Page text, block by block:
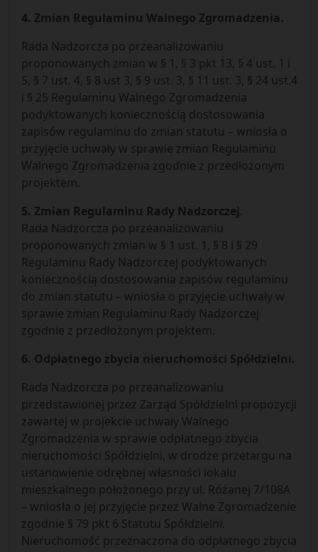
4. Zmian Regulaminu Walnego Zgromadzenia.
Rada Nadzorcza po przeanalizowaniu
proponowanych zmian w § 1, § 3 pkt 13, § 4 ust. 1 i
5, § 7 ust. 4, § 8 ust 3, § 9 ust. 3, § 11 ust. 3, § 24 ust.4
i § 25 Regulaminu Walnego Zgromadzenia
podyktowanych koniecznością dostosowania
zapisów regulaminu do zmian statutu – wniosła o
przyjęcie uchwały w sprawie zmian Regulaminu
Walnego Zgromadzenia zgodnie z przedłożonym
projektem.
5. Zmian Regulaminu Rady Nadzorczej.
Rada Nadzorcza po przeanalizowaniu
proponowanych zmian w § 1 ust. 1, § 8 i § 29
Regulaminu Rady Nadzorczej podyktowanych
koniecznością dostosowania zapisów regulaminu
do zmian statutu – wniosła o przyjęcie uchwały w
sprawie zmian Regulaminu Rady Nadzorczej
zgodnie z przedłożonym projektem.
6. Odpłatnego zbycia nieruchomości Spółdzielni.
Rada Nadzorcza po przeanalizowaniu
przedstawionej przez Zarząd Spółdzielni propozycji
zawartej w projekcie uchwały Walnego
Zgromadzenia w sprawie odpłatnego zbycia
nieruchomości Spółdzielni, w drodze przetargu na
ustanowienie odrębnej własności lokalu
mieszkalnego położonego przy ul. Różanej 7/108A
– wniosła o jej przyjęcie przez Walne Zgromadzenie
zgodnie § 79 pkt 6 Statutu Spółdzielni.
Nieruchomość przeznaczona do odpłatnego zbycia